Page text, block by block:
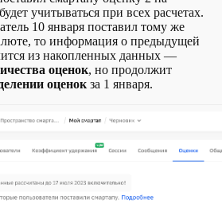
учитываться при всех расчетах.
10 января поставил тому же
то информация о предыдущей
из накопленных данных —
оценок, но продолжит
оценок за 1 января.